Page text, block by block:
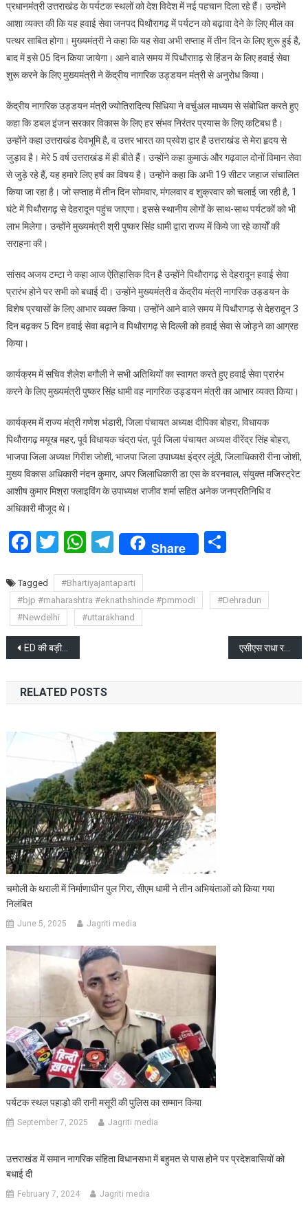
प्रधानमंत्री उत्तराखंड के पर्यटक स्थलों को देश विदेश में नई पहचान दिला रहे हैं। उन्होंने
आशा व्यक्त की कि यह हवाई सेवा जनपद पिथौरागढ़ में पर्यटन को बढ़ावा देने के लिए मील का
पत्थर साबित होगा। मुख्यमंत्री ने कहा कि यह सेवा अभी सप्ताह में तीन दिन के लिए शुरू हुई है,
बाद में इसे 05 दिन किया जायेगा। आने वाले समय में पिथौराग़ढ़ से हिंडन के लिए हवाई सेवा
शुरू करने के लिए मुख्यमंत्री ने केंद्रीय नागरिक उड्डयन मंत्री से अनुरोध किया।
केंद्रीय नागरिक उड्डयन मंत्री ज्योतिरादित्य सिंधिया ने वर्चुअल माध्यम से संबोधित करते हुए
कहा कि डबल इंजन सरकार विकास के लिए हर संभव निरंतर प्रयास के लिए कटिबध है।
उन्होंने कहा उत्तराखंड देवभूमि है, व उत्तर भारत का प्रवेश द्वार है उत्तराखंड से मेरा हृदय से
जुड़ाव है। मेरे 5 वर्ष उत्तराखंड में ही बीते हैं। उन्होंने कहा कुमाऊं और गढ़वाल दोनों विमान सेवा
से जुड़े रहे हैं, यह हमारे लिए हर्ष का विषय है। उन्होंने कहा कि अभी 19 सीटर जहाज संचालित
किया जा रहा है। जो सप्ताह में तीन दिन सोमवार, मंगलवार व शुक्रवार को चलाई जा रही है, 1
घंटे में पिथौरागढ़ से देहरादून पहुंच जाएगा। इससे स्थानीय लोगों के साथ-साथ पर्यटकों को भी
लाभ मिलेगा। उन्होंने मुख्यमंत्री श्री पुष्कर सिंह धामी द्वारा राज्य में किये जा रहे कार्यों की
सराहना की।
सांसद अजय टम्टा ने कहा आज ऐतिहासिक दिन है उन्होंने पिथौरागढ़ से देहरादून हवाई सेवा
प्रारंभ होने पर सभी को बधाई दी। उन्होंने मुख्यमंत्री व केंद्रीय मंत्री नागरिक उड्डयन के
विशेष प्रयासों के लिए आभार व्यक्त किया। उन्होंने आने वाले समय में पिथौरागढ़ से देहरादून 3
दिन बढ़कर 5 दिन हवाई सेवा बढ़ाने व पिथौरागढ़ से दिल्ली को हवाई सेवा से जोड़ने का आग्रह
किया।
कार्यक्रम में सचिव शैलेश बगौली ने सभी अतिथियों का स्वागत करते हुए हवाई सेवा प्रारंभ
करने के लिए मुख्यमंत्री पुष्कर सिंह धामी वह नागरिक उड्डयन मंत्री का आभार व्यक्त किया।
कार्यक्रम में राज्य मंत्री गणेश भंडारी, जिला पंचायत अध्यक्ष दीपिका बोहरा, विधायक
पिथौरागढ़ मयूख महर, पूर्व विधायक चंद्रा पंत, पूर्व जिला पंचायत अध्यक्ष वीरेंद्र सिंह बोहरा,
भाजपा जिला अध्यक्ष गिरीश जोशी, भाजपा जिला उपाध्यक्ष इंद्रर लूंठी, जिलाधिकारी रीना जोशी,
मुख्य विकास अधिकारी नंदन कुमार, अपर जिलाधिकारी डा एस के वरनवाल, संयुक्त मजिस्ट्रेट
आशीष कुमार मिश्रा फ्लाइविंग के उपाध्यक्ष राजीव शर्मा सहित अनेक जनप्रतिनिधि व
अधिकारी मौजूद थे।
Facebook
Twitter
WhatsApp
Telegram
Share Share
Tagged
#Bhartiyajantaparti
#bjp #maharashtra #eknathshinde #pmmodi
#Dehradun
#Newdelhi
#uttarakhand
Post
navigation
ED की बड़ी कार्यवाही झारखंड के सीएम हेमंत सोरेन के ठिकानों पर छापेमारी एसीएस राधा रतूड़ी उत्तराखंड की पहली महिला मुख्य सचिव होगी
RELATED POSTS
चमोली के थराली में निर्माणाधीन पुल गिरा, सीएम धामी ने तीन अभियंताओं को किया गया
निलंबित
June 5, 2025 Jagriti media
पर्यटक स्थल पहाड़ो की रानी मसूरी की पुलिस का सम्मान किया
September 7, 2025 Jagriti media
उत्तराखंड में समान नागरिक संहिता विधानसभा में बहुमत से पास होने पर प्रदेशवासियों को
बधाई दी
February 7, 2024 Jagriti media